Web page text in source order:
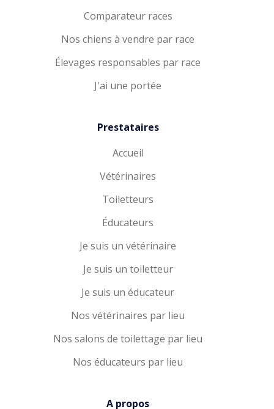
Comparateur races
Nos chiens à vendre par race
Élevages responsables par race
J'ai une portée
Prestataires
Accueil
Vétérinaires
Toiletteurs
Éducateurs
Je suis un vétérinaire
Je suis un toiletteur
Je suis un éducateur
Nos vétérinaires par lieu
Nos salons de toilettage par lieu
Nos éducateurs par lieu
A propos